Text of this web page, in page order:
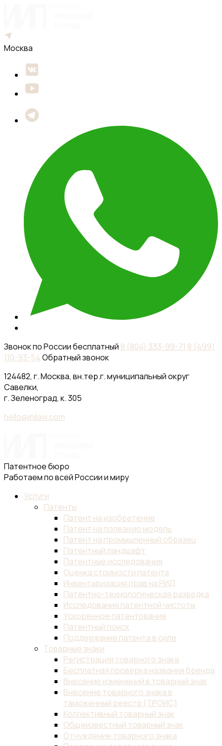
Москва
Звонок по России бесплатный 8 (804) 333-99-71 8 (499)
110-93-54Обратный звонок
124482, г. Москва, вн.тер.г. муниципальный округ
Савелки,
г. Зеленоград, к. 305
hello@inilaw.com
Патентное бюро
Работаем по всей России и миру
Услуги
Патенты
Патент на изобретение
Патент на полезную модель
Патент на промышленный образец
Патентный ландшафт
Патентные исследования
Оценка стоимости патента
Инвентаризация прав на РИД
Патентно-технологическая разведка
Исследования патентной чистоты
Ускоренное патентование
Патентный поиск
Поддержание патента в силе
Товарные знаки
Регистрация товарного знака
Бесплатная проверка названия бренда
Внесение изменений в товарный знак
Внесение товарного знака в
таможенный реестр (ТРОИС)
Коллективный товарный знак
Общеизвестный товарный знак
Отчуждение товарного знака